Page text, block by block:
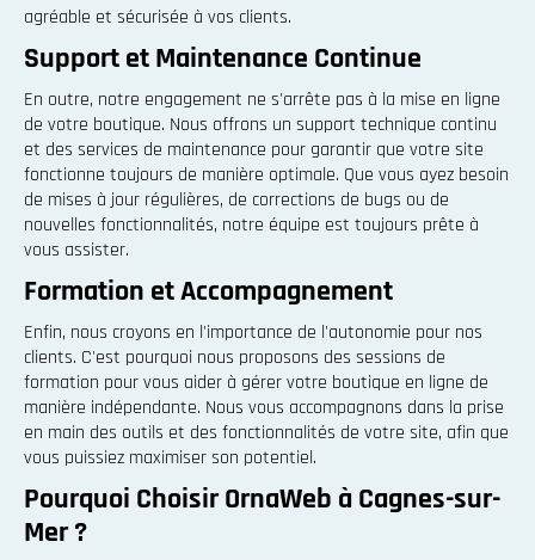
agréable et sécurisée à vos clients.
Support et Maintenance Continue
En outre, notre engagement ne s'arrête pas à la mise en ligne
de votre boutique. Nous offrons un support technique continu
et des services de maintenance pour garantir que votre site
fonctionne toujours de manière optimale. Que vous ayez besoin
de mises à jour régulières, de corrections de bugs ou de
nouvelles fonctionnalités, notre équipe est toujours prête à
vous assister.
Formation et Accompagnement
Enfin, nous croyons en l'importance de l'autonomie pour nos
clients. C'est pourquoi nous proposons des sessions de
formation pour vous aider à gérer votre boutique en ligne de
manière indépendante. Nous vous accompagnons dans la prise
en main des outils et des fonctionnalités de votre site, afin que
vous puissiez maximiser son potentiel.
Pourquoi Choisir OrnaWeb à Cagnes-sur-
Mer ?